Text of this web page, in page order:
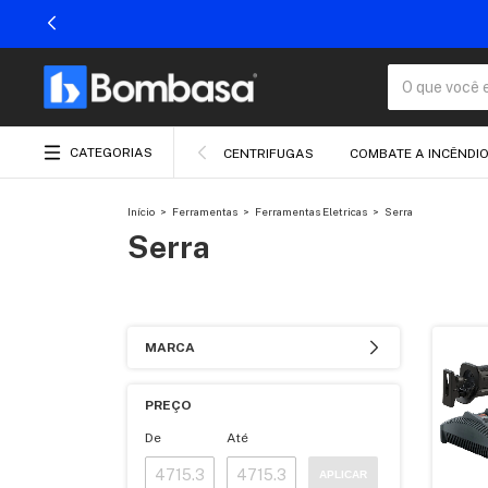
CATEGORIAS CENTRIFUGAS COMBATE A INCÊNDIO
Início > Ferramentas > Ferramentas Eletricas > Serra
Serra
MARCA
PREÇO
De Até
APLICAR